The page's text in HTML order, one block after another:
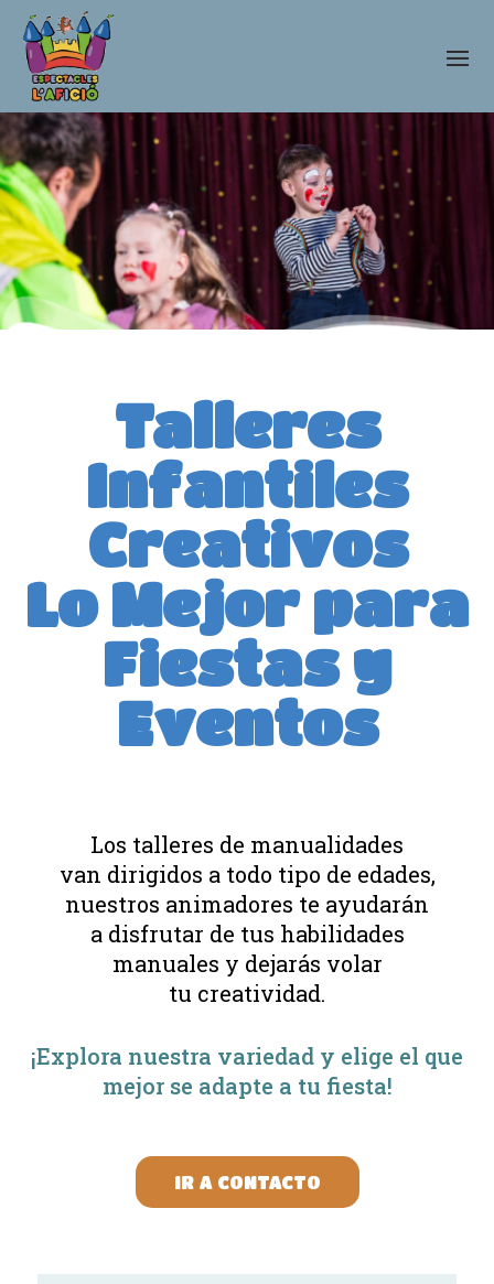
Talleres
Infantiles
Creativos
Lo Mejor para
Fiestas y
Eventos
Los talleres de manualidades
van dirigidos a todo tipo de edades,
nuestros animadores te ayudarán
a disfrutar de tus habilidades
manuales y dejarás volar
tu creatividad.
¡Explora nuestra variedad y elige el que
mejor se adapte a tu fiesta!
IR A CONTACTO